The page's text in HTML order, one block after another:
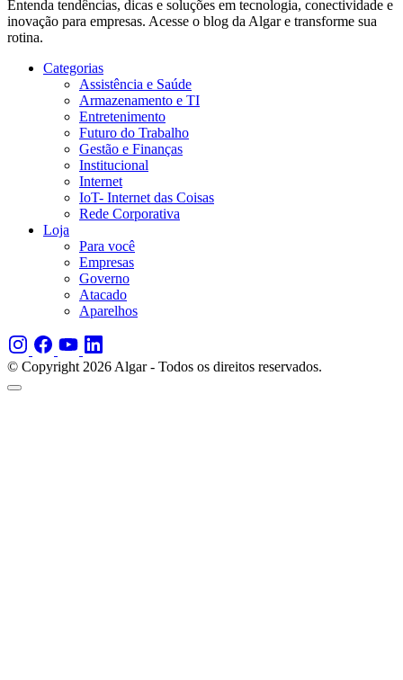
Entenda tendências, dicas e soluções em tecnologia, conectividade e
inovação para empresas. Acesse o blog da Algar e transforme sua
rotina.
Categorias
Assistência e Saúde
Armazenamento e TI
Entretenimento
Futuro do Trabalho
Gestão e Finanças
Institucional
Internet
IoT- Internet das Coisas
Rede Corporativa
Loja
Para você
Empresas
Governo
Atacado
Aparelhos
© Copyright 2026 Algar - Todos os direitos reservados.